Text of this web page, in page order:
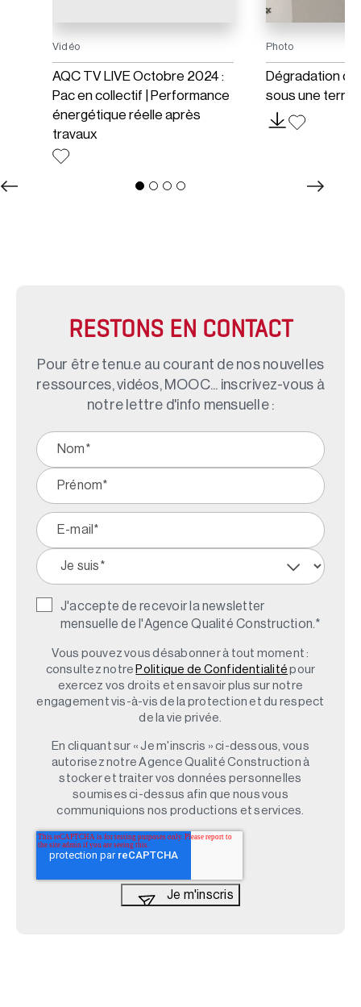
Vidéo
AQC TV LIVE Octobre 2024 :
Pac en collectif | Performance
énergétique réelle après
travaux
Photo
Dégradation
sous une
RESTONS EN CONTACT
Pour être tenu.e au courant de nos nouvelles
ressources, vidéos, MOOC... inscrivez-vous à
notre lettre d'info mensuelle :
J'accepte de recevoir la newsletter
mensuelle de l'Agence Qualité Construction. *
Vous pouvez vous désabonner à tout moment :
consultez notre Politique de Confidentialité pour
exercez vos droits et en savoir plus sur notre
engagement vis-à-vis de la protection et du respect
de la vie privée.
En cliquant sur « Je m'inscris » ci-dessous, vous
autorisez notre Agence Qualité Construction à
stocker et traiter vos données personnelles
soumises ci-dessus afin que nous vous
communiquions nos productions et services.